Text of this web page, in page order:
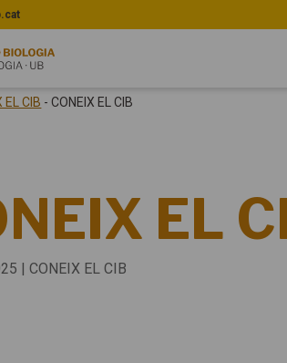
EL CIB -CONEIX EL CIB
EL
|CONEIX EL CIB